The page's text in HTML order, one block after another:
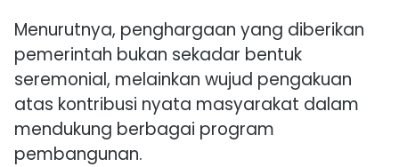
Menurutnya, penghargaan yang diberikan
pemerintah bukan sekadar bentuk
seremonial, melainkan wujud pengakuan
atas kontribusi nyata masyarakat dalam
mendukung berbagai program
pembangunan.